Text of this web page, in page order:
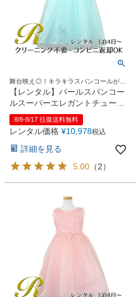
舞台映え◎！キラキラスパンコールがい
っぱいのドレス
【レンタル】パールスパンコー
ルスーパーエレガントチュール
子供ドレス(cdc5008)ミント
8/8-8/17 往復送料無料
レンタル価格 ¥10,978税込
詳細を見る
5.00 （2）